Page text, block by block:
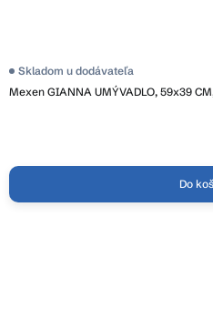
Mexen GIANNA UMÝVADLO, 59x39
Skladom u dodávateľa
Do